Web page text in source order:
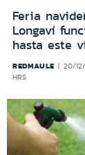
Feria
Longaví
hasta este
REDMAULE
20/
HRS